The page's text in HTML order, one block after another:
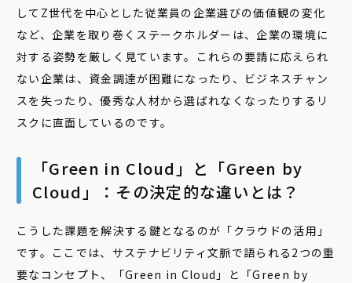
してZ世代を中心とした従業員の企業選びの価値観の変化
など、企業を取り巻くステークホルダーは、企業の環境に
対する姿勢を厳しく見ています。これらの要請に応えられ
ない企業は、資金調達が困難になったり、ビジネスチャン
スを失ったり、優秀な人材から選ばれなくなったりするリ
スクに直面しているのです。
「Green in Cloud」と「Green by
Cloud」：その決定的な違いとは？
こうした課題を解決する鍵となるのが「クラウドの活用」
です。ここでは、サステナビリティ文脈で語られる2つの重
要なコンセプト、「Green in Cloud」と「Green by